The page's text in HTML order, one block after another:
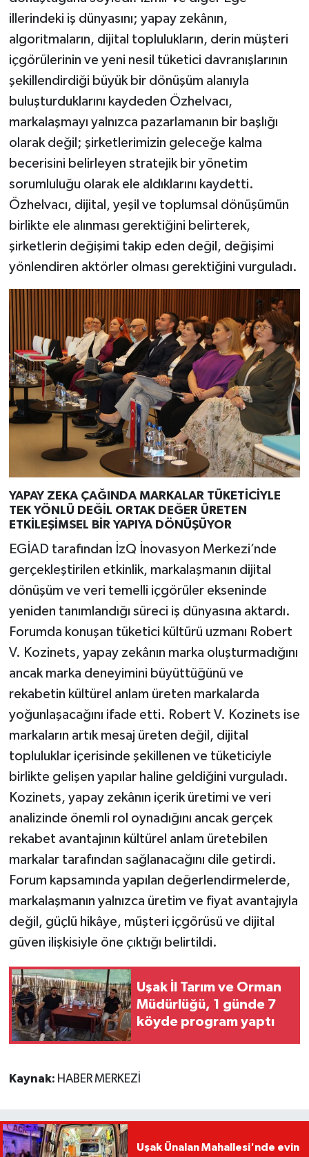
illerindeki iş dünyasını; yapay zekânın,
algoritmaların, dijital toplulukların, derin müşteri
içgörülerinin ve yeni nesil tüketici davranışlarının
şekillendirdiği büyük bir dönüşüm alanıyla
buluşturduklarını kaydeden Özhelvacı,
markalaşmayı yalnızca pazarlamanın bir başlığı
olarak değil; şirketlerimizin geleceğe kalma
becerisini belirleyen stratejik bir yönetim
sorumluluğu olarak ele aldıklarını kaydetti.
Özhelvacı, dijital, yeşil ve toplumsal dönüşümün
birlikte ele alınması gerektiğini belirterek,
şirketlerin değişimi takip eden değil, değişimi
yönlendiren aktörler olması gerektiğini vurguladı.
YAPAY ZEKA ÇAĞINDA MARKALAR TÜKETİCİYLE
TEK YÖNLÜ DEĞİL ORTAK DEĞER ÜRETEN
ETKİLEŞİMSEL BİR YAPIYA DÖNÜŞÜYOR
EGİAD tarafından İzQ İnovasyon Merkezi’nde
gerçekleştirilen etkinlik, markalaşmanın dijital
dönüşüm ve veri temelli içgörüler ekseninde
yeniden tanımlandığı süreci iş dünyasına aktardı.
Forumda konuşan tüketici kültürü uzmanı Robert
V. Kozinets, yapay zekânın marka oluşturmadığını
ancak marka deneyimini büyüttüğünü ve
rekabetin kültürel anlam üreten markalarda
yoğunlaşacağını ifade etti. Robert V. Kozinets ise
markaların artık mesaj üreten değil, dijital
topluluklar içerisinde şekillenen ve tüketiciyle
birlikte gelişen yapılar haline geldiğini vurguladı.
Kozinets, yapay zekânın içerik üretimi ve veri
analizinde önemli rol oynadığını ancak gerçek
rekabet avantajının kültürel anlam üretebilen
markalar tarafından sağlanacağını dile getirdi.
Forum kapsamında yapılan değerlendirmelerde,
markalaşmanın yalnızca üretim ve fiyat avantajıyla
değil, güçlü hikâye, müşteri içgörüsü ve dijital
güven ilişkisiyle öne çıktığı belirtildi.
Uşak İl Tarım ve Orman
Müdürlüğü, 1 günde 7
köyde program yaptı
Kaynak: HABER MERKEZİ
Uşak Ünalan Mahallesi'nde evin